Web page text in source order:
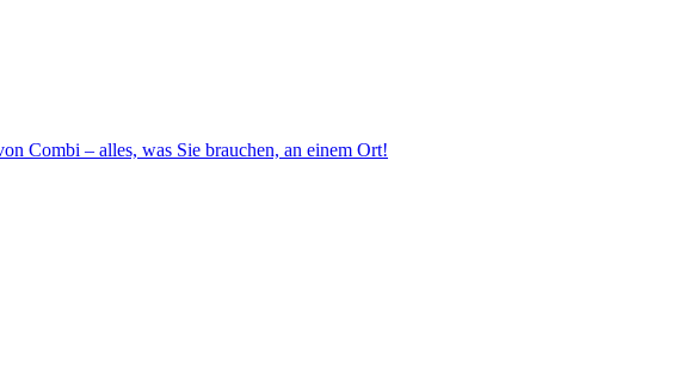
Combi – alles, was Sie brauchen, an einem Ort!